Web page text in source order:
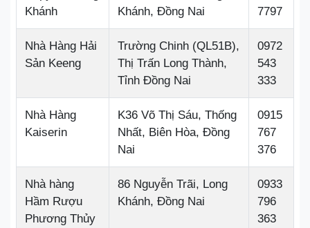
Khánh
Khánh, Đồng Nai
7797
Nhà Hàng Hải
Sản Keeng
Trường Chinh (QL51B),
Thị Trấn Long Thành,
Tỉnh Đồng Nai
0972
543
333
Nhà Hàng
Kaiserin
K36 Võ Thị Sáu, Thống
Nhất, Biên Hòa, Đồng
Nai
0915
767
376
Nhà hàng
Hầm Rượu
Phương Thủy
86 Nguyễn Trãi, Long
Khánh, Đồng Nai
0933
796
363